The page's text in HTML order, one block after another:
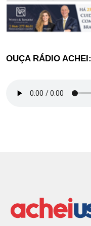
OUÇA RÁDIO ACHEI: